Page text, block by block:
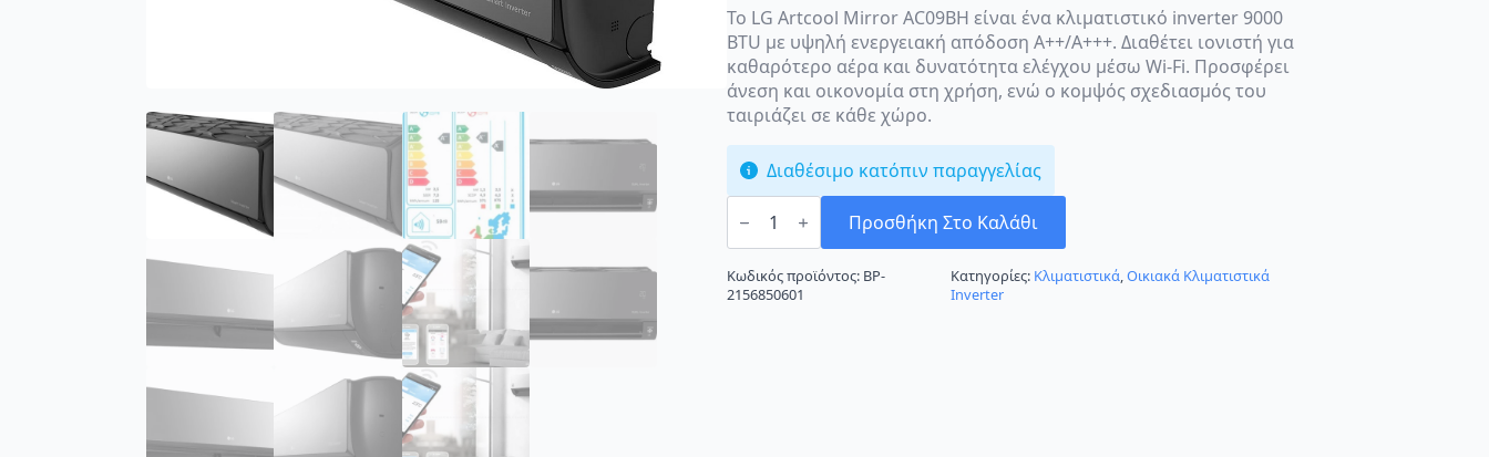
Το LG Artcool Mirror AC09BH είναι ένα κλιματιστικό inverter 9000
BTU με υψηλή ενεργειακή απόδοση A++/A+++. Διαθέτει ιονιστή για
καθαρότερο αέρα και δυνατότητα ελέγχου μέσω Wi-Fi. Προσφέρει
άνεση και οικονομία στη χρήση, ενώ ο κομψός σχεδιασμός του
ταιριάζει σε κάθε χώρο.
Διαθέσιμο κατόπιν παραγγελίας
LG
Artcool
AC09BH
Κλιματιστικό
Inverter
Προσθήκη Στο Καλάθι
Κωδικός προϊόντος: BP-
2156850601
Κατηγορίες: Κλιματιστικά,Οικιακά Κλιματιστικά
Inverter